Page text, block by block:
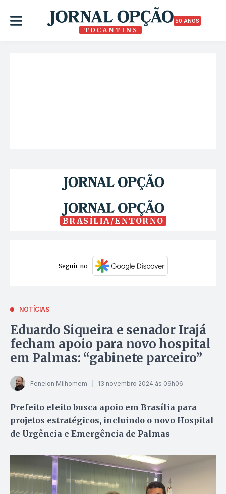
50 ANOS
BRASÍLIA/ENTORNO
Seguir no
NOTÍCIAS
Eduardo Siqueira e senador Irajá
fecham apoio para novo hospital
em Palmas: “gabinete parceiro”
Fenelon Milhomem 13 novembro 2024 às 09h06
Prefeito eleito busca apoio em Brasília para
projetos estratégicos, incluindo o novo Hospital
de Urgência e Emergência de Palmas